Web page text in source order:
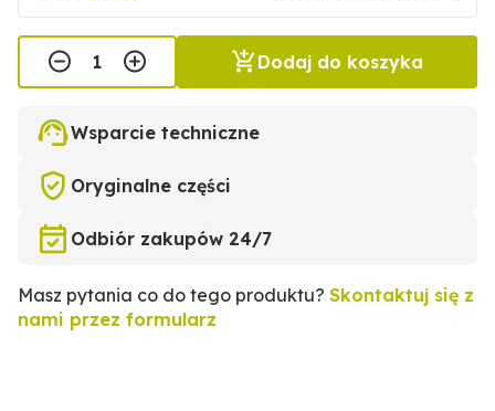
Dodaj do koszyka
Wsparcie techniczne
Oryginalne części
Odbiór zakupów 24/7
Masz pytania co do tego produktu? Skontaktuj się z
nami przez formularz